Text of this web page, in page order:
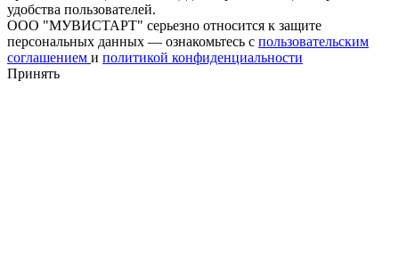
удобства пользователей.
ООО "МУВИСТАРТ" серьезно относится к защите
персональных данных — ознакомьтесь с пользовательским
соглашением и политикой конфиденциальности
Принять